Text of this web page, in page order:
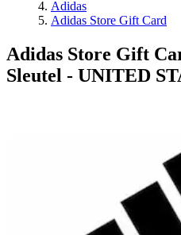
Adidas
Adidas Store Gift Card
Adidas Store Gift
Sleutel - UNITED